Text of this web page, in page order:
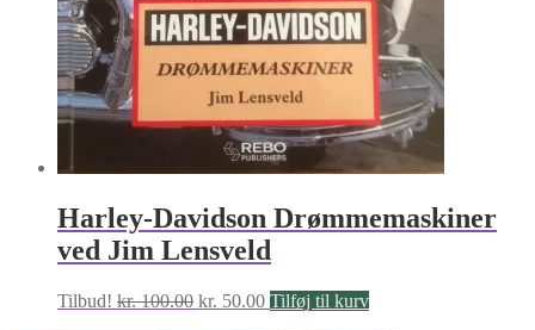
Harley-Davidson Drømmemaskiner
ved Jim Lensveld
Tilbud! kr.100.00 Den
kr. 50.00Den
Tilføj til kurv